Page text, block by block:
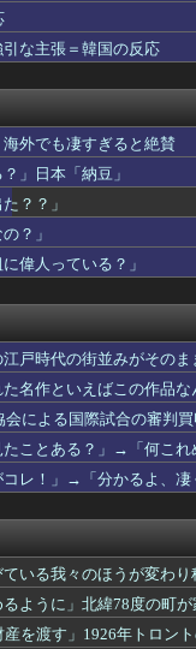
びっくり仰天！...
●●！』、『い...
みがそのまま保...
」
」（海外の反応...
本人の姿に世...
ラ！破竹の8連...
の反応）
】
で言われた一言…
海外の反応）
英超え歴代2...
適そうでめちゃ...
（海外の反応）
こちら・・・」
利！（海...
！（海外の反応...
着替えの声か...
な主張＝韓国の反応
外でも凄すぎると絶賛
」日本「納豆」
？？」
？」
偉人っている？」
戸時代の街並みがそのま
名作といえばこの作品な
による国際試合の審判
ことある？」→「何こ
レ！」→「分かるよ、
いる我々のほうが変わ
ように」北緯78度の町
を渡す」1926年トロン